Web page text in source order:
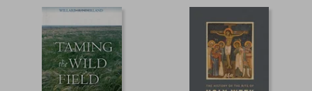
45%
dcto. $ 19.16
45%
dcto.